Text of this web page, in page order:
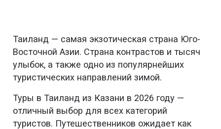
Таиланд — самая экзотическая страна Юго-
Восточной Азии. Страна контрастов и тысяч
улыбок, а также одно из популярнейших
туристических направлений зимой.
Туры в Таиланд из Казани в 2026 году —
отличный выбор для всех категорий
туристов. Путешественников ожидает как